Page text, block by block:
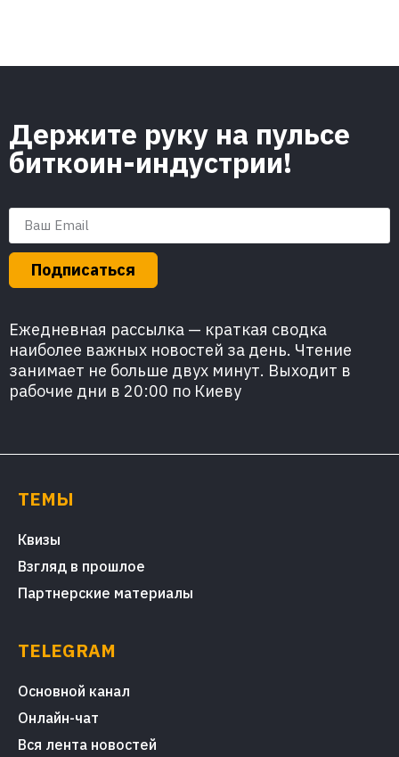
Держите руку на пульсе
биткоин-индустрии!
Подписаться
Ежедневная рассылка — краткая сводка
наиболее важных новостей за день. Чтение
занимает не больше двух минут. Выходит в
рабочие дни в 20:00 по Киеву
ТЕМЫ
Квизы
Взгляд в прошлое
Партнерские материалы
TELEGRAM
Основной канал
Онлайн-чат
Вся лента новостей